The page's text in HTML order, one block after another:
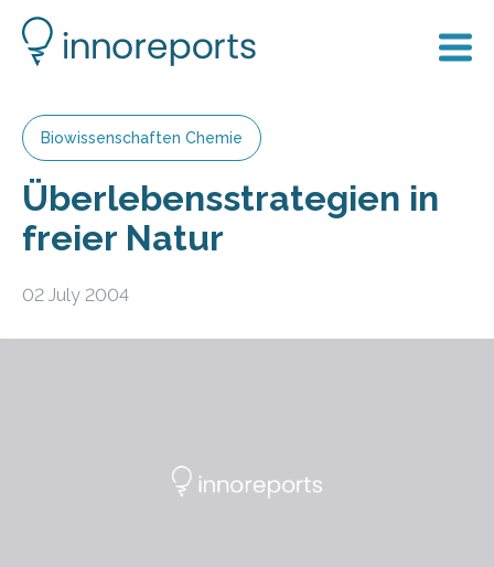
Biowissenschaften Chemie
Überlebensstrategien in
freier Natur
02 July 2004